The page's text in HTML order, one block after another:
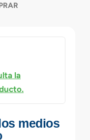
la
medios